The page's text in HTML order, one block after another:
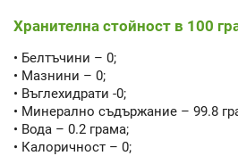
Хранителна стойност в 100
• Белтъчини – 0;
• Мазнини – 0;
• Въглехидрати -0;
• Минерално съдържание – 99.8
• Вода – 0.2 грама;
• Калоричност – 0;